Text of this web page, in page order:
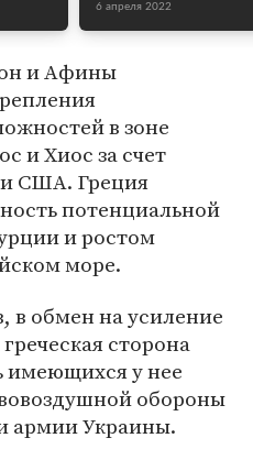
6 апреля 2022
и Афины
в зоне
и Хиос за счет
США. Греция
потенциальной
и ростом
море.
в обмен на усиление
сторона
имеющихся у нее
обороны
армии Украины.